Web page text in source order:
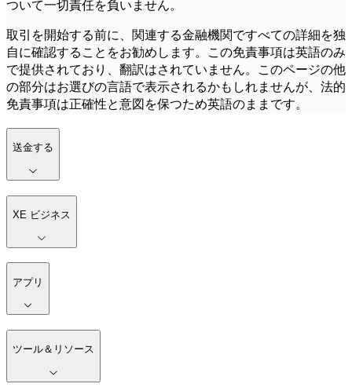
ついて一切責任を負いません。
取引を開始する前に、関連する金融機関ですべての詳細を独
自に確認することをお勧めします。この免責事項は英語のみ
で提供されており、翻訳はされていません。このページの他
の部分はお選びの言語で表示されるかもしれませんが、法的
免責事項は正確性と意図を保つため英語のままです。
送金する
XE ビジネス
アプリ
ツール＆リソース